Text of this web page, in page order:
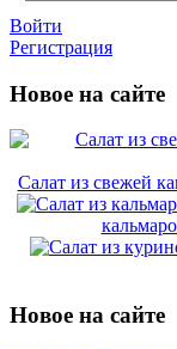
Войти
Регистрация
Новое на сайте
Салат из свежей
Новое на сайте